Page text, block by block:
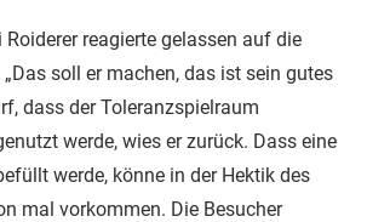
Roiderer reagierte gelassen auf die
soll er machen, das ist sein gutes
dass der Toleranzspielraum
werde, wies er zurück. Dass eine
werde, könne in der Hektik des
mal vorkommen. Die Besucher